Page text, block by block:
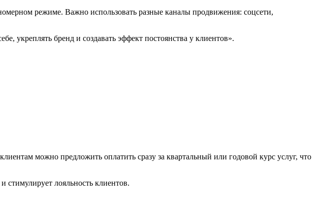
режиме. Важно использовать разные каналы продвижения: соцсети,
укреплять бренд и создавать эффект постоянства у клиентов».
можно предложить оплатить сразу за квартальный или годовой курс услуг, что
стимулирует лояльность клиентов.